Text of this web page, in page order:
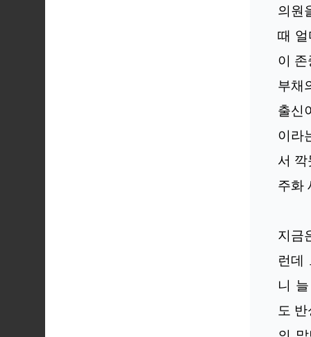
의원
때
이
부채
출신
이라
서
주화
지금
런데
니
도